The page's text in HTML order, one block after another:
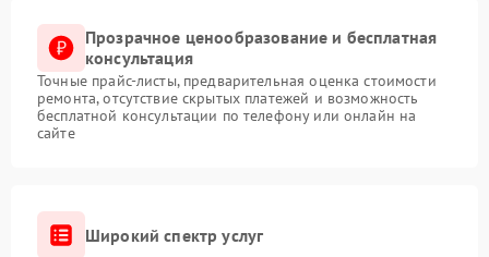
Прозрачное ценообразование и бесплатная
консультация
Точные прайс-листы, предварительная оценка стоимости
ремонта, отсутствие скрытых платежей и возможность
бесплатной консультации по телефону или онлайн на
сайте
Широкий спектр услуг